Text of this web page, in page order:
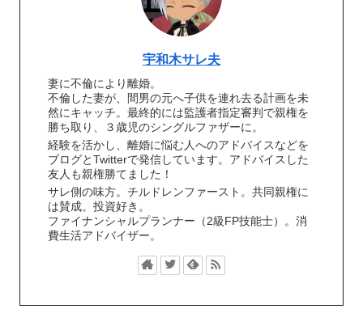
宇和木サレ夫
妻に不倫により離婚。
不倫した妻が、間男の元へ子供を連れ去る計画を未
然にキャッチ。最終的には監護者指定審判で親権を
勝ち取り、３歳児のシングルファザーに。
経験を活かし、離婚に悩む人へのアドバイスなどを
ブログとTwitterで発信しています。アドバイスした
友人も親権勝てました！
サレ側の味方。チルドレンファースト。共同親権に
は賛成。投資好き。
ファイナンシャルプランナー（2級FP技能士）。消
費生活アドバイザー。